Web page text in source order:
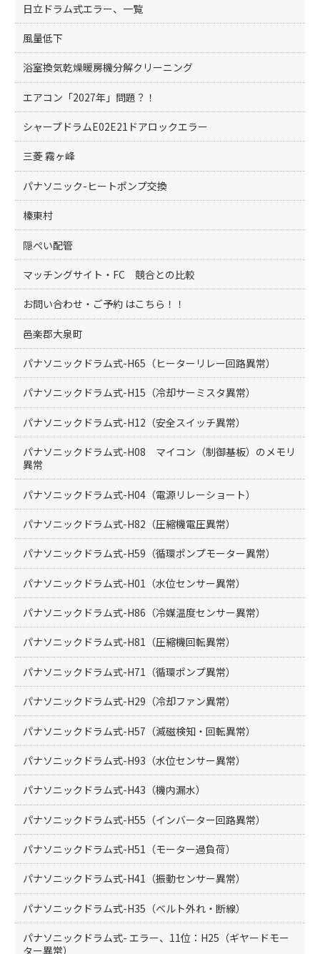
日立ドラム式エラー、一覧
風量低下
浴室換気乾燥暖房機分解クリーニング
エアコン「2027年」問題？！
シャープドラムE02E21ドアロックエラー
三菱 霧ヶ峰
パナソニック-ヒートポンプ交換
榛東村
隠ぺい配管
マッチングサイト・FC 競合との比較
お問い合わせ・ご予約 はこちら！！
邑楽郡大泉町
パナソニックドラム式-H65（ヒーターリレー回路異常）
パナソニックドラム式-H15（冷却サーミスタ異常）
パナソニックドラム式-H12（安全スイッチ異常）
パナソニックドラム式-H08 マイコン（制御基板）のメモリ
異常
パナソニックドラム式-H04（電源リレーショート）
パナソニックドラム式-H82（圧縮機電圧異常）
パナソニックドラム式-H59（循環ポンプモーター異常）
パナソニックドラム式-H01（水位センサー異常）
パナソニックドラム式-H86（冷媒温度センサー異常）
パナソニックドラム式-H81（圧縮機回転異常）
パナソニックドラム式-H71（循環ポンプ異常）
パナソニックドラム式-H29（冷却ファン異常）
パナソニックドラム式-H57（減磁検知・回転異常）
パナソニックドラム式-H93（水位センサー異常）
パナソニックドラム式-H43（機内漏水）
パナソニックドラム式-H55（インバーター回路異常）
パナソニックドラム式-H51（モーター過負荷）
パナソニックドラム式-H41（振動センサー異常）
パナソニックドラム式-H35（ベルト外れ・断線）
パナソニックドラム式- エラー、11位：H25（ギヤードモー
ター異常）